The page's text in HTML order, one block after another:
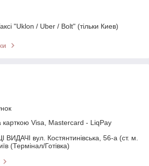
"Uklon / Uber / Bolt" (тільки Киев)
Visa, Mastercard - LiqPay
ВИДАЧІ вул. Костянтинівська, 56-а (ст. м.
(Термінал/Готівка)